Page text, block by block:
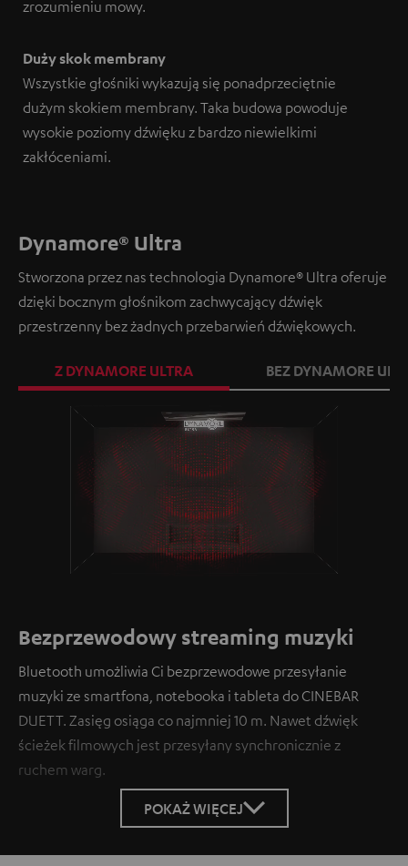
zrozumieniu mowy.
Duży skok membrany
Wszystkie głośniki wykazują się ponadprzeciętnie
dużym skokiem membrany. Taka budowa powoduje
wysokie poziomy dźwięku z bardzo niewielkimi
zakłóceniami.
Dynamore® Ultra
Stworzona przez nas technologia Dynamore® Ultra oferuje
dzięki bocznym głośnikom zachwycający dźwięk
przestrzenny bez żadnych przebarwień dźwiękowych.
Z DYNAMORE ULTRA BEZ DYNAMORE
Unmute /
Loaded:
100.00%
Bezprzewodowy streaming muzyki
Bluetooth umożliwia Ci bezprzewodowe przesyłanie
muzyki ze smartfona, notebooka i tableta do CINEBAR
DUETT. Zasięg osiąga co najmniej 10 m. Nawet dźwięk
ścieżek filmowych jest przesyłany synchronicznie z
ruchem warg.
POKAŻ WIĘCEJ